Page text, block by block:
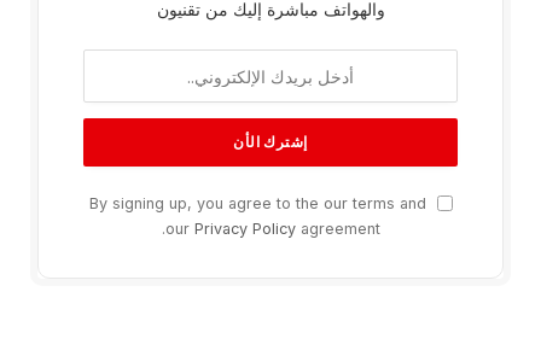
والهواتف مباشرة إليك من تقنيون
By signing up, you agree to the our terms and
our Privacy Policyagreement.